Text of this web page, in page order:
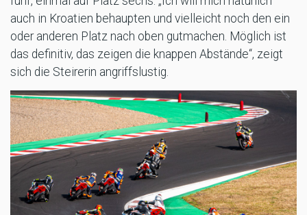
auch in Kroatien behaupten und vielleicht noch den ein
oder anderen Platz nach oben gutmachen. Möglich ist
das definitiv, das zeigen die knappen Abstände“, zeigt
sich die Steirerin angriffslustig.